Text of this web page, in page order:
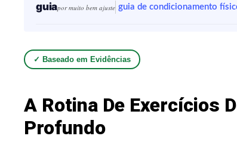
guiapor muito bem ajuste guia de condicionamento
✓ Baseado em Evidências
A Rotina De Exercícios
Profundo